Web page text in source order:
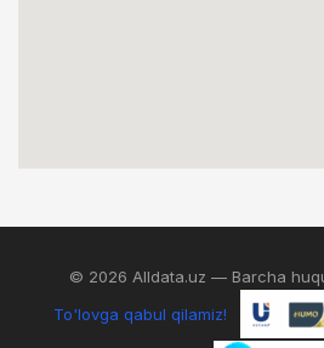
© 2026 Alldata.uz — Barcha
To'lovga qabul qilamiz!